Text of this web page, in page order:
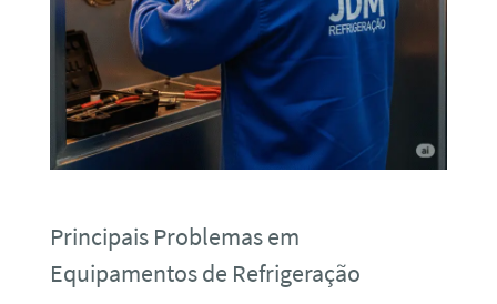
Principais Problemas em
Equipamentos de Refrigeração